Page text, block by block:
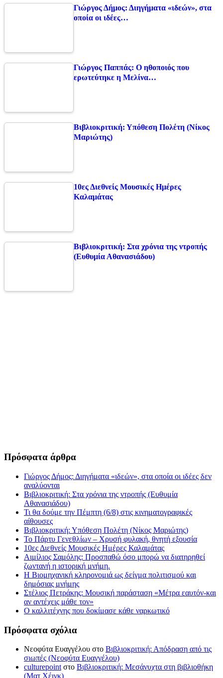
Γιώργος Δήμος: Διηγήματα «ιδεών», στα
οποία οι ιδέες…
Γιώργος Παππάς: Ο ηθοποιός που
ερωτεύτηκε η Μελίνα…
Βιβλιοκριτική: Υπόθεση Πολέτη (Νίκος
Μαριώτης)
10ες Διεθνείς Μουσικές Ημέρες
Καλαμάτας
Βιβλιοκριτική: Στα χρόνια της ντροπής
(Ευθυμία Αθανασιάδου)
Πρόσφατα άρθρα
Γιώργος Δήμος: Διηγήματα «ιδεών», στα οποία οι ιδέες δεν
αναλύονται
Βιβλιοκριτική: Στα χρόνια της ντροπής (Ευθυμία
Αθανασιάδου)
Τι θα δούμε την Πέμπτη (6/8) στις κινηματογραφικές
αίθουσες
Βιβλιοκριτική: Υπόθεση Πολέτη (Νίκος Μαριώτης)
Το Πάρτυ Γενεθλίων – Χρυσή φυλακή, θνητή εξουσία
10ες Διεθνείς Μουσικές Ημέρες Καλαμάτας
Αιμίλιος Σαμόλης: Προσπαθώ όσο μπορώ να διατηρηθεί
ζωντανή η ιστορική μνήμη.
Η Βιομηχανική κληρονομιά ως δείγμα πολιτισμού και
δημόσιας μνήμης
Στέλιος Πετράκης: Μουσική παράσταση «Μέτρα εαυτόν-και
αν αντέχεις μάθε τον»
Ο καλλιτέχνης που δοκίμασε κάθε ναρκωτικό
Πρόσφατα σχόλια
Νεοφύτα Ευαγγέλου στο Βιβλιοκριτική: Απόδραση από τις
σιωπές (Νεοφύτα Ευαγγέλου)
culturepointστο Βιβλιοκριτική: Μεσάνυχτα στη βιβλιοθήκη
(Ματ Χέιγκ)